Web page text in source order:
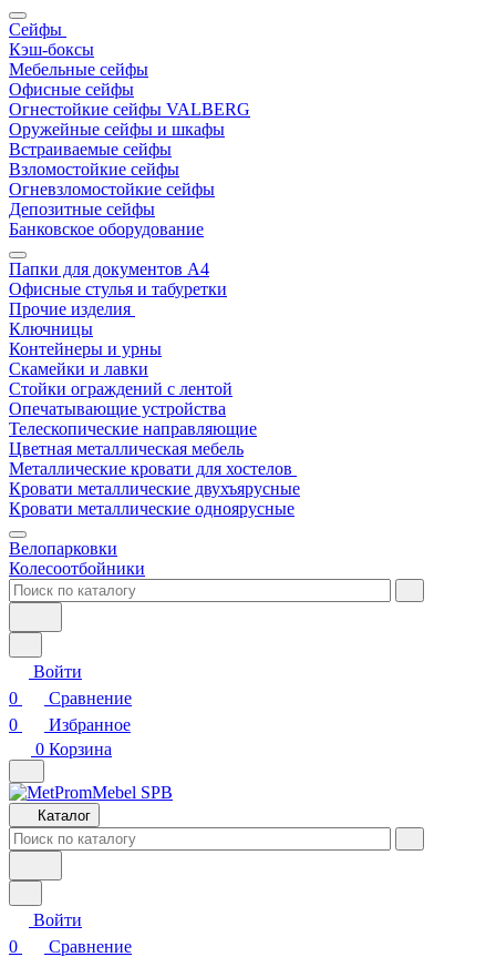
Сейфы
Кэш-боксы
Мебельные сейфы
Офисные сейфы
Огнестойкие сейфы VALBERG
Оружейные сейфы и шкафы
Встраиваемые сейфы
Взломостойкие сейфы
Огневзломостойкие сейфы
Депозитные сейфы
Банковское оборудование
Папки для документов A4
Офисные стулья и табуретки
Прочие изделия
Ключницы
Контейнеры и урны
Скамейки и лавки
Стойки ограждений с лентой
Опечатывающие устройства
Телескопические направляющие
Цветная металлическая мебель
Металлические кровати для хостелов
Кровати металлические двухъярусные
Кровати металлические одноярусные
Велопарковки
Колесоотбойники
Войти
0
Сравнение
0
Избранное
0 Корзина
Каталог
Войти
0
Сравнение